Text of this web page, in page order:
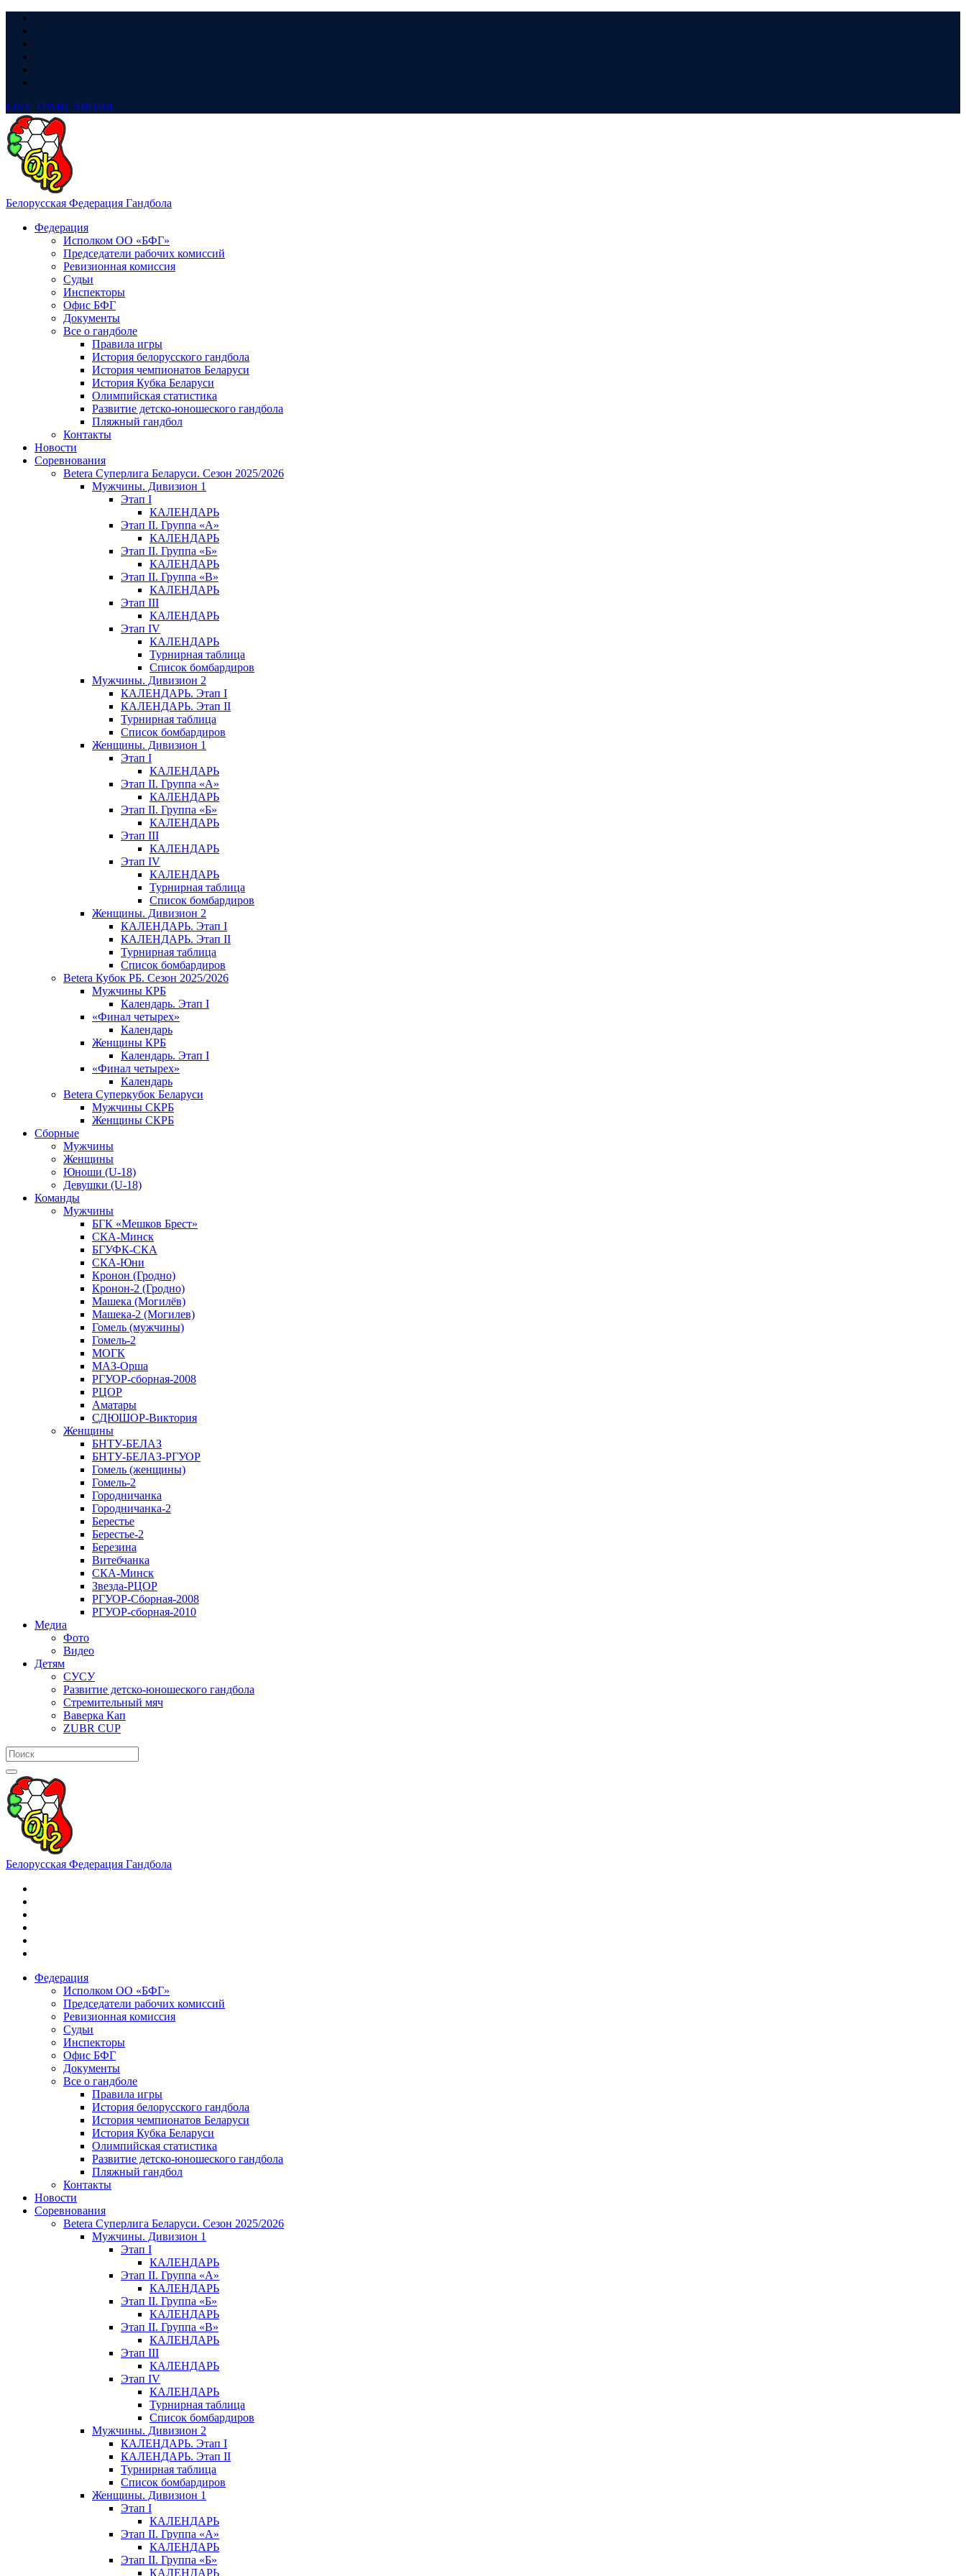
LIVE ТРАНСЛЯЦИЯ
Белорусская Федерация Гандбола
Федерация
Исполком ОО «БФГ»
Председатели рабочих комиссий
Ревизионная комиссия
Судьи
Инспекторы
Офис БФГ
Документы
Все о гандболе
Правила игры
История белорусского гандбола
История чемпионатов Беларуси
История Кубка Беларуси
Олимпийская статистика
Развитие детско-юношеского гандбола
Пляжный гандбол
Контакты
Новости
Соревнования
Betera Суперлига Беларуси. Сезон 2025/2026
Мужчины. Дивизион 1
Этап I
КАЛЕНДАРЬ
Этап II. Группа «А»
КАЛЕНДАРЬ
Этап II. Группа «Б»
КАЛЕНДАРЬ
Этап II. Группа «В»
КАЛЕНДАРЬ
Этап III
КАЛЕНДАРЬ
Этап IV
КАЛЕНДАРЬ
Турнирная таблица
Список бомбардиров
Мужчины. Дивизион 2
КАЛЕНДАРЬ. Этап I
КАЛЕНДАРЬ. Этап II
Турнирная таблица
Список бомбардиров
Женщины. Дивизион 1
Этап I
КАЛЕНДАРЬ
Этап II. Группа «А»
КАЛЕНДАРЬ
Этап II. Группа «Б»
КАЛЕНДАРЬ
Этап III
КАЛЕНДАРЬ
Этап IV
КАЛЕНДАРЬ
Турнирная таблица
Список бомбардиров
Женщины. Дивизион 2
КАЛЕНДАРЬ. Этап I
КАЛЕНДАРЬ. Этап II
Турнирная таблица
Список бомбардиров
Betera Кубок РБ. Сезон 2025/2026
Мужчины КРБ
Календарь. Этап I
«Финал четырех»
Календарь
Женщины КРБ
Календарь. Этап I
«Финал четырех»
Календарь
Betera Суперкубок Беларуси
Мужчины СКРБ
Женщины СКРБ
Сборные
Мужчины
Женщины
Юноши (U-18)
Девушки (U-18)
Команды
Мужчины
БГК «Мешков Брест»
СКА-Минск
БГУФК-СКА
СКА-Юни
Кронон (Гродно)
Кронон-2 (Гродно)
Машека (Могилёв)
Машека-2 (Могилев)
Гомель (мужчины)
Гомель-2
МОГК
МАЗ-Орша
РГУОР-сборная-2008
РЦОР
Аматары
СДЮШОР-Виктория
Женщины
БНТУ-БЕЛАЗ
БНТУ-БЕЛАЗ-РГУОР
Гомель (женщины)
Гомель-2
Городничанка
Городничанка-2
Берестье
Берестье-2
Березина
Витебчанка
СКА-Минск
Звезда-РЦОР
РГУОР-Сборная-2008
РГУОР-сборная-2010
Медиа
Фото
Видео
Детям
СУСУ
Развитие детско-юношеского гандбола
Стремительный мяч
Ваверка Кап
ZUBR CUP
Белорусская Федерация Гандбола
Федерация
Исполком ОО «БФГ»
Председатели рабочих комиссий
Ревизионная комиссия
Судьи
Инспекторы
Офис БФГ
Документы
Все о гандболе
Правила игры
История белорусского гандбола
История чемпионатов Беларуси
История Кубка Беларуси
Олимпийская статистика
Развитие детско-юношеского гандбола
Пляжный гандбол
Контакты
Новости
Соревнования
Betera Суперлига Беларуси. Сезон 2025/2026
Мужчины. Дивизион 1
Этап I
КАЛЕНДАРЬ
Этап II. Группа «А»
КАЛЕНДАРЬ
Этап II. Группа «Б»
КАЛЕНДАРЬ
Этап II. Группа «В»
КАЛЕНДАРЬ
Этап III
КАЛЕНДАРЬ
Этап IV
КАЛЕНДАРЬ
Турнирная таблица
Список бомбардиров
Мужчины. Дивизион 2
КАЛЕНДАРЬ. Этап I
КАЛЕНДАРЬ. Этап II
Турнирная таблица
Список бомбардиров
Женщины. Дивизион 1
Этап I
КАЛЕНДАРЬ
Этап II. Группа «А»
КАЛЕНДАРЬ
Этап II. Группа «Б»
КАЛЕНДАРЬ